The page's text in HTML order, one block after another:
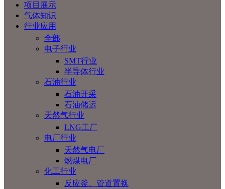
项目展示
气体知识
行业应用
全部
电子行业
SMT行业
半导体行业
石油行业
石油开采
石油储运
天然气行业
LNG工厂
电厂行业
天然气电厂
燃煤电厂
化工行业
反应釜、管道置换